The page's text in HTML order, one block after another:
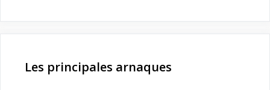
Les principales arnaques